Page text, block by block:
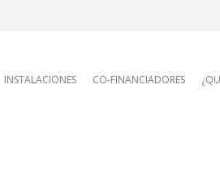
INSTALACIONES CO-FINANCIADORES